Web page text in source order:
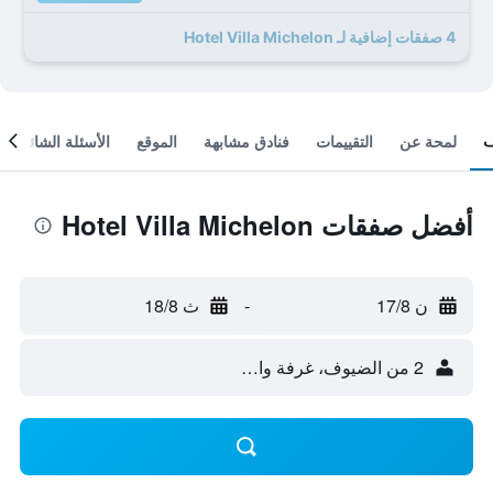
4 صفقات إضافية لـ Hotel Villa Michelon
لمحة عن التقييمات فنادق مشابهة الموقع الأسئلة الشائعة
أفضل صفقات Hotel Villa Michelon
ن 17/8 - ث 18/8
2 من الضيوف، غرفة واحدة